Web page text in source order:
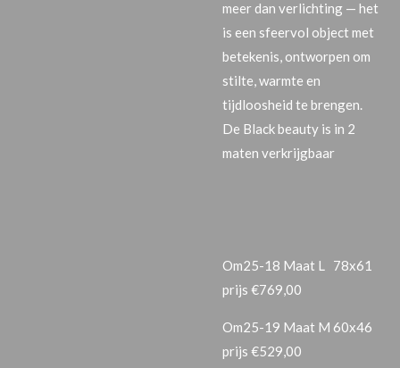
meer dan verlichting — het
is een sfeervol object met
betekenis, ontworpen om
stilte, warmte en
tijdloosheid te brengen.
De Black beauty is in 2
maten verkrijgbaar
Om25-18 Maat L 78x61
prijs €769,00
Om25-19 Maat M 60x46
prijs €529,00